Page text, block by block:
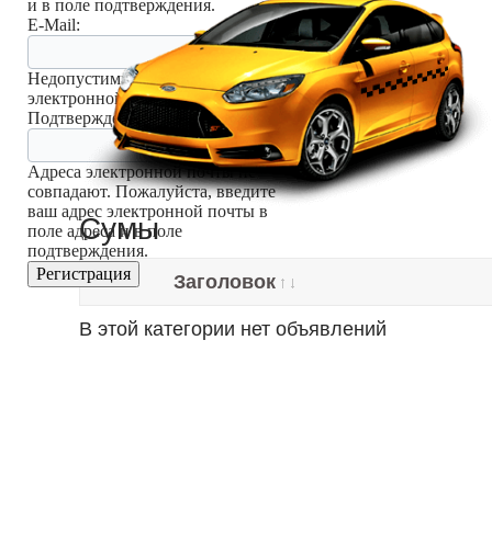
Сумы
Заголовок
В этой категории нет объявлений
и в поле подтверждения.
E-Mail:
Недопустимый адрес
электронной почты
Подтверждение E-Mail:
Адреса электронной почты не
совпадают. Пожалуйста, введите
ваш адрес электронной почты в
поле адреса и в поле
подтверждения.
Регистрация